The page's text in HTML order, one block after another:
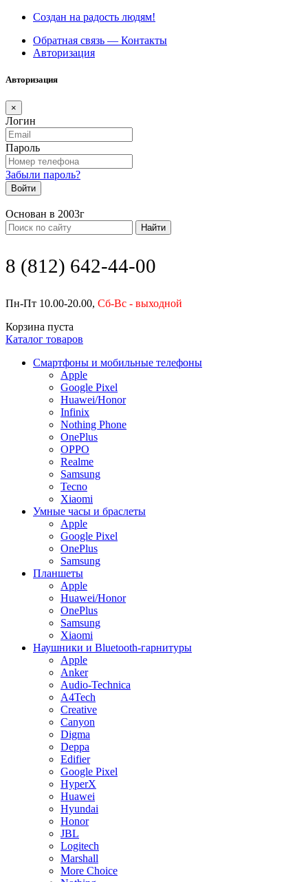
Создан на радость людям!
Обратная связь — Контакты
Авторизация
Авторизация
×
Логин
Пароль
Забыли пароль?
Войти
Основан в 2003г
Найти
8 (812) 642-44-00
Пн-Пт 10.00-20.00, Сб-Вс - выходной
Корзина пуста
Каталог товаров
Смартфоны и мобильные телефоны
Apple
Google Pixel
Huawei/Honor
Infinix
Nothing Phone
OnePlus
OPPO
Realme
Samsung
Tecno
Xiaomi
Умные часы и браслеты
Apple
Google Pixel
OnePlus
Samsung
Планшеты
Apple
Huawei/Honor
OnePlus
Samsung
Xiaomi
Наушники и Bluetooth-гарнитуры
Apple
Anker
Audio-Technica
A4Tech
Creative
Canyon
Digma
Deppa
Edifier
Google Pixel
HyperX
Huawei
Hyundai
Honor
JBL
Logitech
Marshall
More Choice